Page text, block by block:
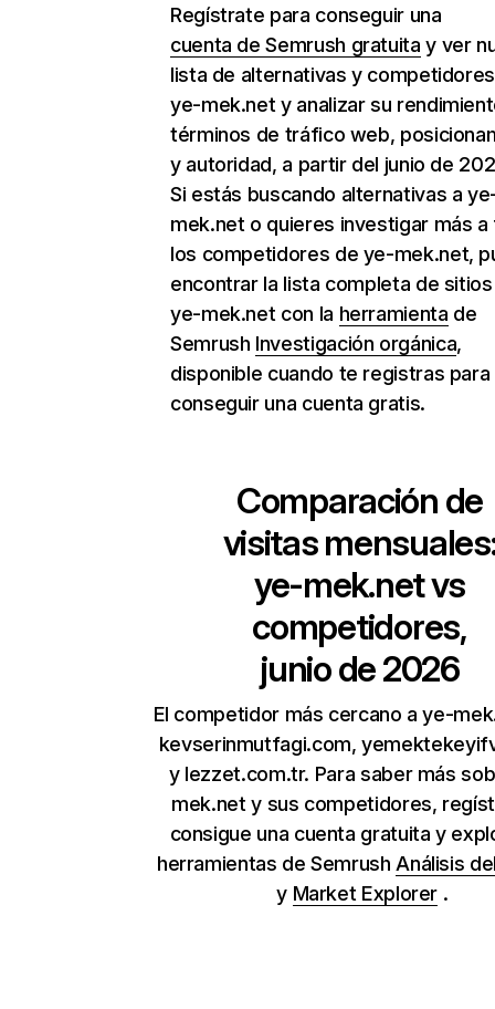
Regístrate para conseguir una
cuenta de Semrush gratuita y ver
lista de alternativas y
ye-mek.net y analizar su
términos de tráfico web,
y autoridad, a partir del junio de
Si estás buscando alternativas a
mek.net o quieres investigar más
los competidores de ye-mek.net,
encontrar la lista completa de
ye-mek.net con la herramienta de
Semrush Investigación orgánica,
disponible cuando te registras para
conseguir una cuenta gratis.
Comparación de
visitas
ye-mek.netvs
competidores,
junio de 2026
El competidor más cercano a ye-
kevserinmutfagi.com,
y lezzet.com.tr. Para saber más
mek.net y sus competidores,
consigue una cuenta gratuita y
herramientas de Semrush Análisis
y Market Explorer .